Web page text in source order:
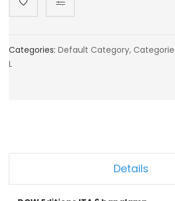
Categories: Default Category,
L
Details